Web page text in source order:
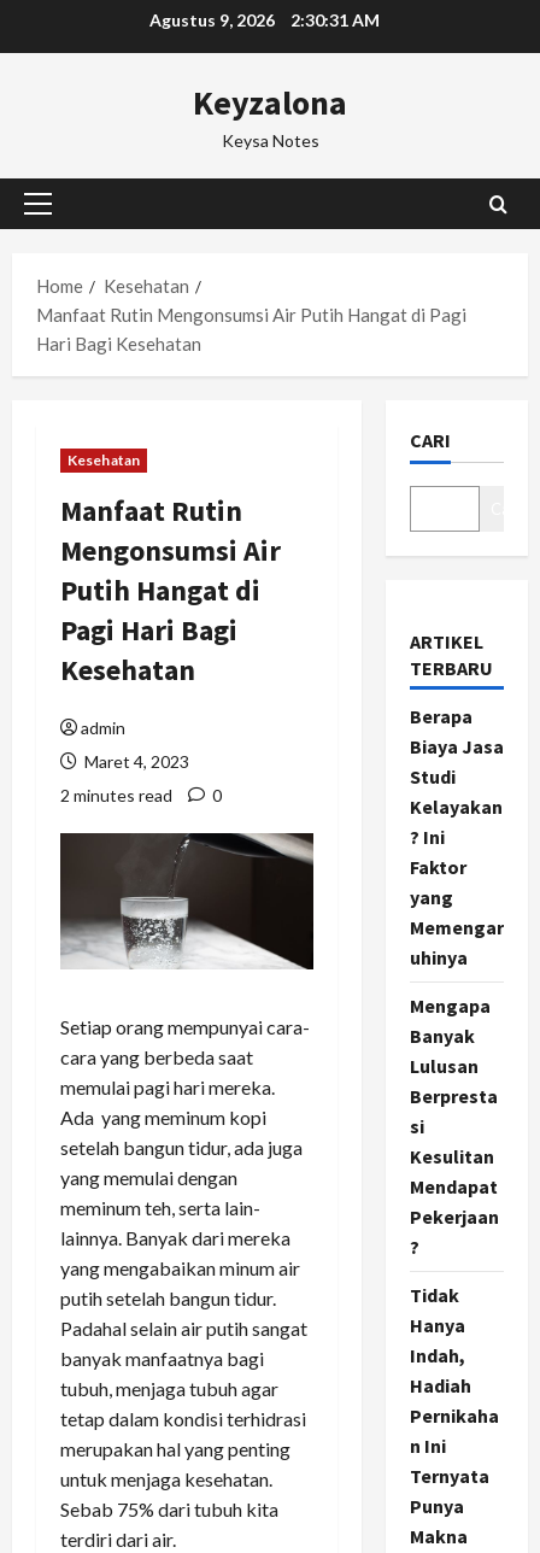
Agustus 9, 2026 2:30:31 AM
Keyzalona
Keysa Notes
Primary
Home
Kesehatan
Manfaat Rutin Mengonsumsi Air Putih Hangat di Pagi
Hari Bagi Kesehatan
Kesehatan
Manfaat Rutin
Mengonsumsi Air
Putih Hangat di
Pagi Hari Bagi
Kesehatan
admin
Maret 4, 2023
2 minutes read
0
Setiap orang mempunyai cara-
cara yang berbeda saat
memulai pagi hari mereka.
Ada yang meminum kopi
setelah bangun tidur, ada juga
yang memulai dengan
meminum teh, serta lain-
lainnya. Banyak dari mereka
yang mengabaikan minum air
putih setelah bangun tidur.
Padahal selain air putih sangat
banyak manfaatnya bagi
tubuh, menjaga tubuh agar
tetap dalam kondisi terhidrasi
merupakan hal yang penting
untuk menjaga kesehatan.
Sebab 75% dari tubuh kita
terdiri dari air.
CARI
ARTIKEL
TERBARU
Berapa
Biaya Jasa
Studi
Kelayakan
? Ini
Faktor
yang
Memengar
uhinya
Mengapa
Banyak
Lulusan
Berpresta
si
Kesulitan
Mendapat
Pekerjaan
?
Tidak
Hanya
Indah,
Hadiah
Pernikaha
n Ini
Ternyata
Punya
Makna